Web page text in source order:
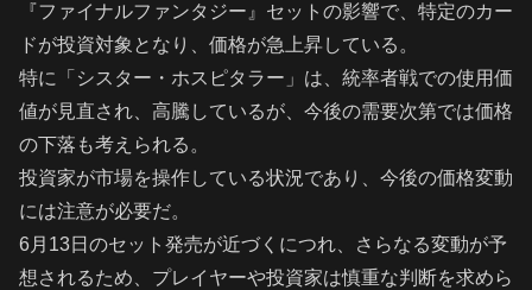
『ファイナルファンタジー』セットの影響で、特定のカー
ドが投資対象となり、価格が急上昇している。
特に「シスター・ホスピタラー」は、統率者戦での使用価
値が見直され、高騰しているが、今後の需要次第では価格
の下落も考えられる。
投資家が市場を操作している状況であり、今後の価格変動
には注意が必要だ。
6月13日のセット発売が近づくにつれ、さらなる変動が予
想されるため、プレイヤーや投資家は慎重な判断を求めら